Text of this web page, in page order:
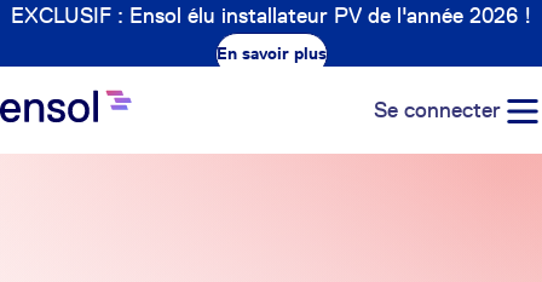
EXCLUSIF : Ensol élu installateur PV de l'année 2026 !
En savoir plus
Se connecter